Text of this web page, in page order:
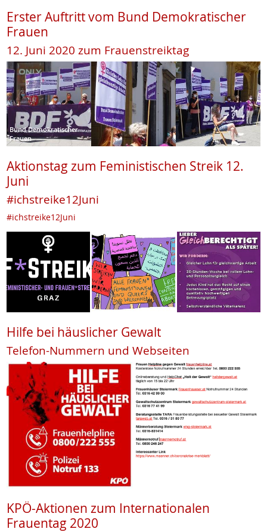
Erster Auftritt vom Bund Demokratischer
Frauen
12. Juni 2020 zum Frauenstreiktag
Bund Demokratischer
Frauen
Aktionstag zum Feministischen Streik 12.
Juni
#ichstreike12Juni
#ichstreike12Juni
Hilfe bei häuslicher Gewalt
Telefon-Nummern und Webseiten
KPÖ-Aktionen zum Internationalen
Frauentag 2020